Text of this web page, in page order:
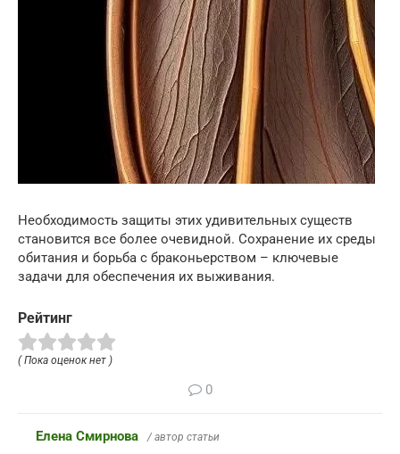
Необходимость защиты этих удивительных существ
становится все более очевидной. Сохранение их среды
обитания и борьба с браконьерством – ключевые
задачи для обеспечения их выживания.
Рейтинг
( Пока оценок нет )
0
Елена Смирнова / автор статьи